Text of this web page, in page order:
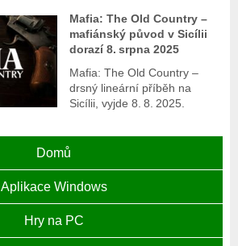
Mafia: The Old Country –
mafiánský původ v Sicílii
dorazí 8. srpna 2025
Mafia: The Old Country –
drsný lineární příběh na
Sicílii, vyjde 8. 8. 2025.
Domů
Aplikace Windows
Hry na PC